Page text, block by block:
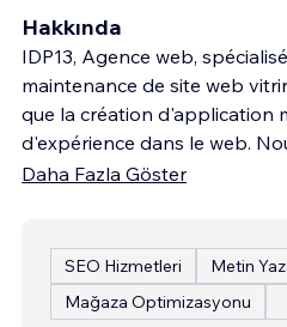
Hakkında
IDP13, Agence web,
maintenance de site web
que la création d'application
d'expérience dans le web.
Daha Fazla Göster
SEO Hizmetleri
Metin
Mağaza Optimizasyonu